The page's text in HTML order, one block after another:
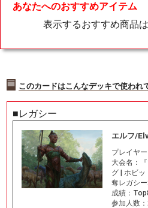
あなたへのおすすめアイテム
表示するおすすめ商品
このカードはこんなデッキで使われ
■レガシー
エルフ/
プレイヤー
大会名：
グ | ホビ
奪レガシ
成績：
参加人数：